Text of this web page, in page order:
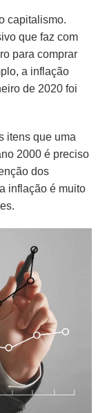
capitalismo.
que faz com
para comprar
a inflação
de 2020 foi
itens que uma
2000 é preciso
dos
inflação é muito